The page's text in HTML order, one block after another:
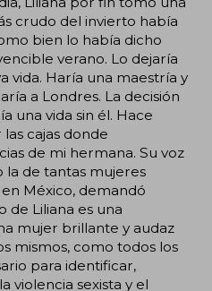
crudo del invierto había
bien lo había dicho
verano. Lo dejaría
vida. Haría una maestría y
a Londres. La decisión
una vida sin él. Hace
cajas donde
de mi hermana. Su voz
la de tantas mujeres
México, demandó
de Liliana es una
mujer brillante y audaz
mismos, como todos los
para identificar,
violencia sexista y el